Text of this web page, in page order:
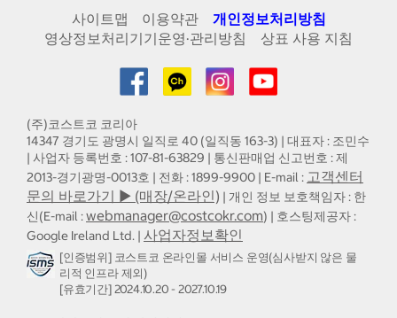
사이트맵 이용약관
개인정보처리방침
영상정보처리기기운영·관리방침
상표 사용 지침
(주)코스트코 코리아
14347 경기도 광명시 일직로 40 (일직동 163-3) | 대표자 : 조민수
| 사업자 등록번호 : 107-81-63829 | 통신판매업 신고번호 : 제
2013-경기광명-0013호 | 전화 : 1899-9900 | E-mail : 고객센터
문의 바로가기 ▶ (매장/온라인) | 개인 정보 보호책임자 : 한
신(E-mail :webmanager@costcokr.com) | 호스팅제공자 :
Google Ireland Ltd. | 사업자정보확인
[인증범위] 코스트코 온라인몰 서비스 운영(심사받지 않은 물
리적 인프라 제외)
[유효기간] 2024.10.20 - 2027.10.19